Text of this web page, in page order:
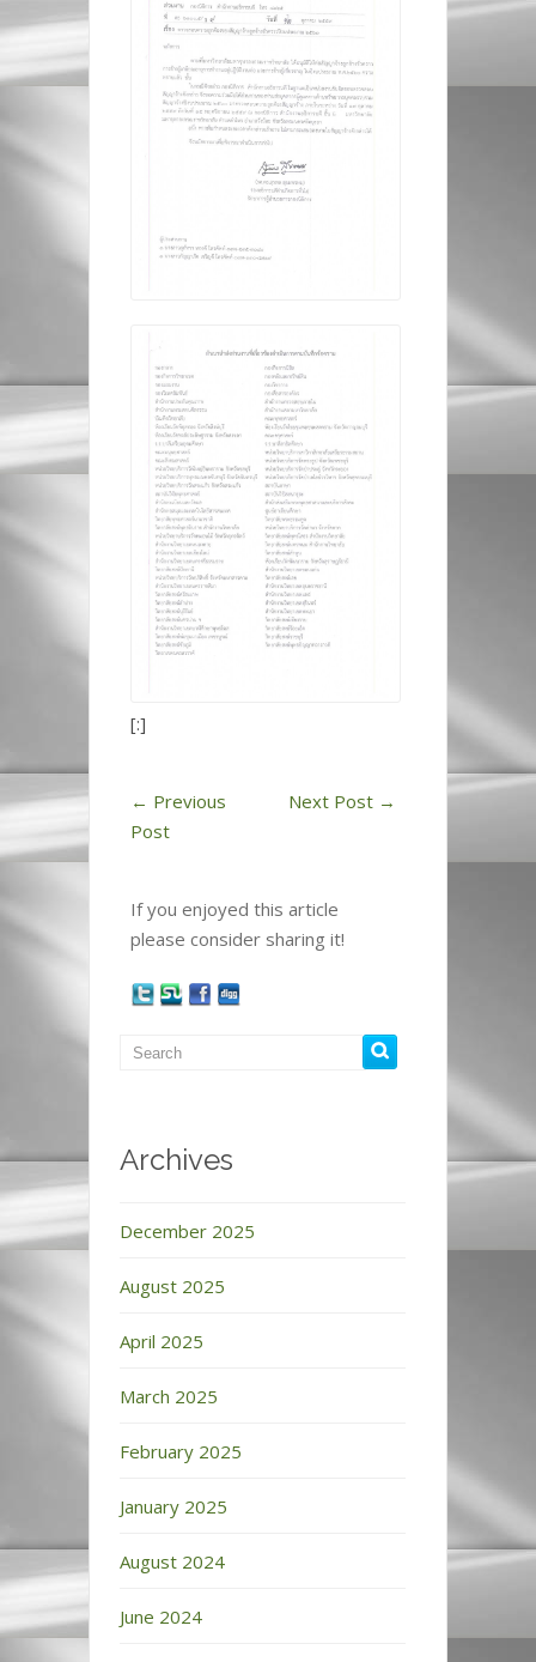
[:]
← Previous
Post
Next Post →
If you enjoyed this article
please consider sharing it!
Archives
December 2025
August 2025
April 2025
March 2025
February 2025
January 2025
August 2024
June 2024